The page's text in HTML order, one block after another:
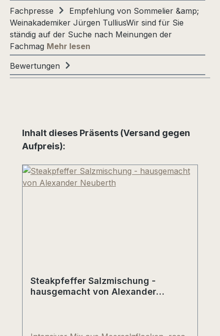
Fachpresse
Empfehlung von Sommelier &amp;
Weinakademiker Jürgen TulliusWir sind für Sie
ständig auf der Suche nach Meinungen der
Fachmag Mehr lesen
Bewertungen
Produktgalerie überspringen
Inhalt dieses Präsents (Versand gegen
Aufpreis):
Steakpfeffer Salzmischung -
hausgemacht von Alexander